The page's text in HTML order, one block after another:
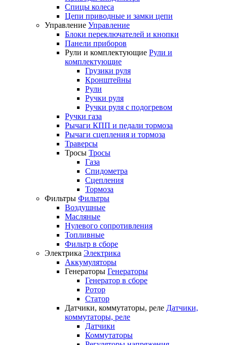
Спицы колеса
Цепи приводные и замки цепи
Управление Управление
Блоки переключателей и кнопки
Панели приборов
Рули и комплектующие Рули и
комплектующие
Грузики руля
Кронштейны
Рули
Ручки руля
Ручки руля с подогревом
Ручки газа
Рычаги КПП и педали тормоза
Рычаги сцепления и тормоза
Траверсы
Тросы Тросы
Газа
Спидометра
Сцепления
Тормоза
Фильтры Фильтры
Воздушные
Масляные
Нулевого сопротивления
Топливные
Фильтр в сборе
Электрика Электрика
Аккумуляторы
Генераторы Генераторы
Генератор в сборе
Ротор
Статор
Датчики, коммутаторы, реле Датчики,
коммутаторы, реле
Датчики
Коммутаторы